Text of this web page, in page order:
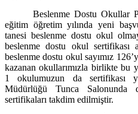
Beslenme Dostu Okullar
eğitim öğretim yılında yeni
tanesi beslenme dostu okul
beslenme dostu okul sertifikası
beslenme dostu okul sayımız
kazanan okullarımızla birlikte bu
1 okulumuzun da
Müdürlüğü Tunca Salonunda
sertifikaları takdim edilmiştir.